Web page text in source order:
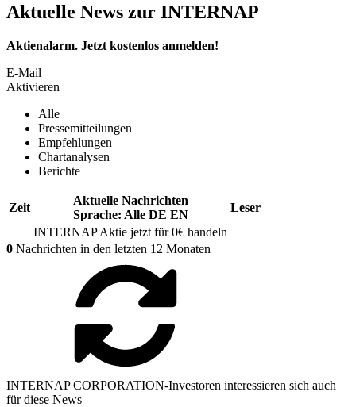
Aktuelle News zur INTERNAP
Aktienalarm. Jetzt kostenlos anmelden!
E-Mail
Aktivieren
Alle
Pressemitteilungen
Empfehlungen
Chartanalysen
Berichte
Zeit
Aktuelle Nachrichten
Sprache: Alle DE EN
Leser
INTERNAPAktie jetzt für 0€ handeln
0 Nachrichten in den letzten 12 Monaten
INTERNAP CORPORATION-Investoren interessieren sich auch
für diese News